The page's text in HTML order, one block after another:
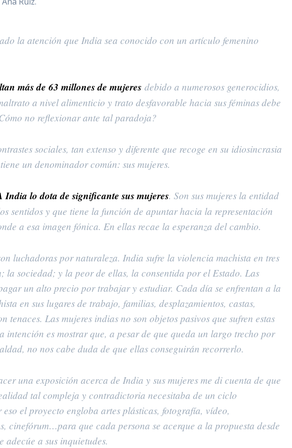
la atención que India sea conocido con un artículo femenino
más de 63 millones de mujeres debido a numerosos generocidios,
a nivel alimenticio y trato desfavorable hacia sus féminas debe
no reflexionar ante tal paradoja?
sociales, tan extenso y diferente que recoge en su idiosincrasia
un denominador común: sus mujeres.
India lo dota de significante sus mujeres. Son sus mujeres la entidad
sentidos y que tiene la función de apuntar hacia la representación
a esa imagen fónica. En ellas recae la esperanza del cambio.
luchadoras por naturaleza. India sufre la violencia machista en tres
la sociedad; y la peor de ellas, la consentida por el Estado. Las
un alto precio por trabajar y estudiar. Cada día se enfrentan a la
en sus lugares de trabajo, familias, desplazamientos, castas,
tenaces. Las mujeres indias no son objetos pasivos que sufren estas
intención es mostrar que, a pesar de que queda un largo trecho por
no nos cabe duda de que ellas conseguirán recorrerlo.
una exposición acerca de India y sus mujeres me di cuenta de que
tal compleja y contradictoria necesitaba de un ciclo
el proyecto engloba artes plásticas, fotografía, vídeo,
cinefórum…para que cada persona se acerque a la propuesta desde
adecúe a sus inquietudes.